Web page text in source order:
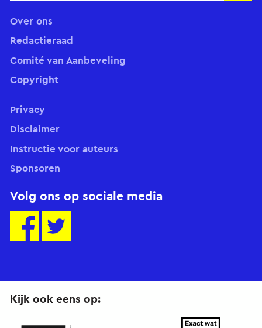
Over ons
Redactieraad
Comité van Aanbeveling
Copyright
Volg ons op sociale media
Privacy
Disclaimer
Instructie voor auteurs
Sponsoren
Kijk ook eens op: